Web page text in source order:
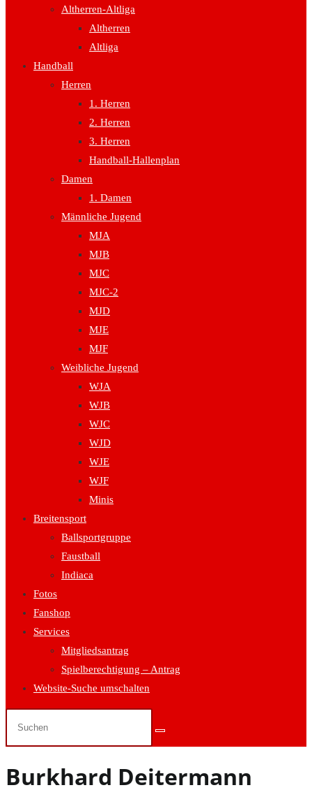
Altherren-Altliga
Altherren
Altliga
Handball
Herren
1. Herren
2. Herren
3. Herren
Handball-Hallenplan
Damen
1. Damen
Männliche Jugend
MJA
MJB
MJC
MJC-2
MJD
MJE
MJF
Weibliche Jugend
WJA
WJB
WJC
WJD
WJE
WJF
Minis
Breitensport
Ballsportgruppe
Faustball
Indiaca
Fotos
Fanshop
Services
Mitgliedsantrag
Spielberechtigung – Antrag
Website-Suche umschalten
Burkhard Deitermann